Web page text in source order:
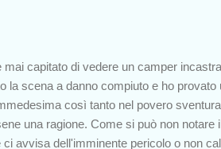
mai capitato di vedere un camper
la scena a danno compiuto e ho
così tanto nel povero
una ragione. Come si può non
ci avvisa dell'imminente pericolo o non